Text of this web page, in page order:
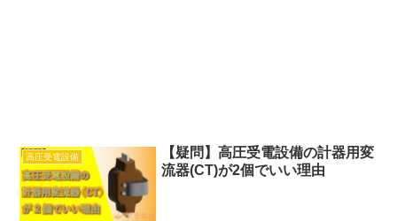
高圧受電設備
【疑問】高圧受電設備の計器用変
流器(CT)が2個でいい理由